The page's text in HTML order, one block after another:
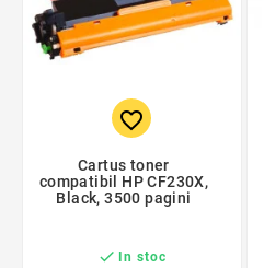
favorite_border
Cartus toner
compatibil HP CF230X,
Black, 3500 pagini
 In stoc